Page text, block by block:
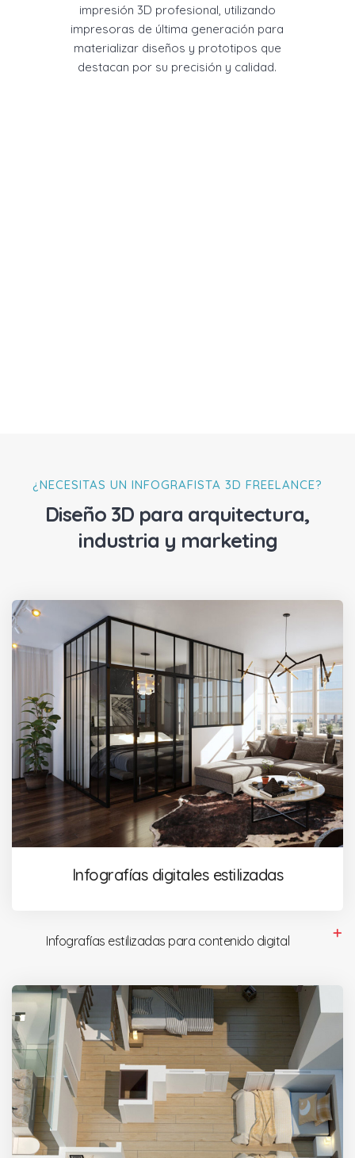
impresión 3D profesional, utilizando
impresoras de última generación para
materializar diseños y prototipos que
destacan por su precisión y calidad.
¿NECESITAS UN INFOGRAFISTA 3D FREELANCE?
Diseño 3D para arquitectura,
industria y marketing
Infografías digitales estilizadas
Infografías estilizadas para contenido digital